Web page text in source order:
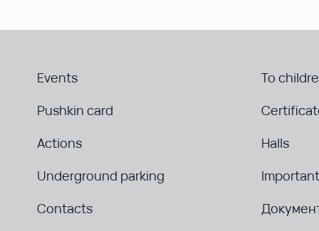
Events
To
Pushkin card
Actions
Halls
Underground parking
Contacts